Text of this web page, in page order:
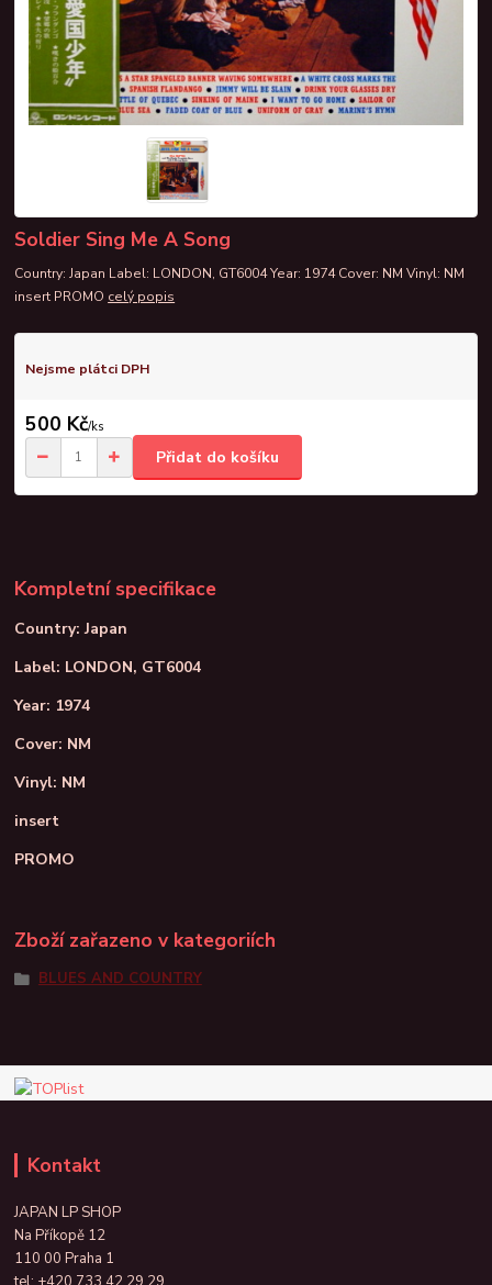
Soldier Sing Me A Song
Country: Japan Label: LONDON, GT6004 Year: 1974 Cover: NM Vinyl: NM
insert PROMO celý popis
Nejsme plátci DPH
500 Kč/ks
Přidat do košíku
Kompletní specifikace
Country: Japan
Label: LONDON, GT6004
Year: 1974
Cover: NM
Vinyl: NM
insert
PROMO
Zboží zařazeno v kategoriích
BLUES AND COUNTRY
Kontakt
JAPAN LP SHOP
Na Příkopě 12
110 00 Praha 1